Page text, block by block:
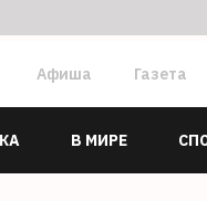
Афиша Газета
В МИРЕ